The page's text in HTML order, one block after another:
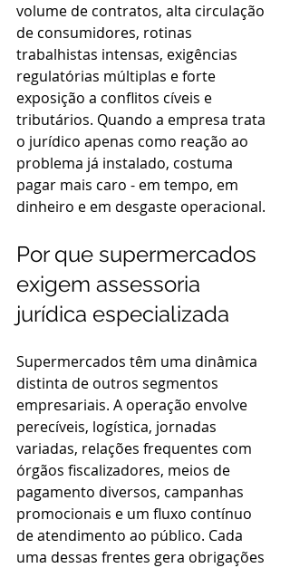
volume de contratos, alta circulação
de consumidores, rotinas
trabalhistas intensas, exigências
regulatórias múltiplas e forte
exposição a conflitos cíveis e
tributários. Quando a empresa trata
o jurídico apenas como reação ao
problema já instalado, costuma
pagar mais caro - em tempo, em
dinheiro e em desgaste operacional.
Por que supermercados
exigem assessoria
jurídica especializada
Supermercados têm uma dinâmica
distinta de outros segmentos
empresariais. A operação envolve
perecíveis, logística, jornadas
variadas, relações frequentes com
órgãos fiscalizadores, meios de
pagamento diversos, campanhas
promocionais e um fluxo contínuo
de atendimento ao público. Cada
uma dessas frentes gera obrigações